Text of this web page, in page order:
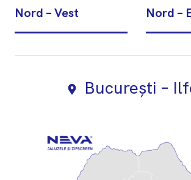
Nord – Vest Nord –
București –